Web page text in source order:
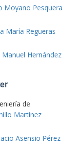
Moyano Pesquera
María Regueras
Manuel Hernández
de
Martínez
Asensio Pérez